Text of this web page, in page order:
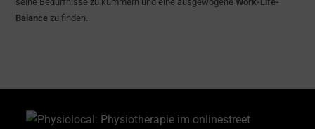
Balance zu finden.